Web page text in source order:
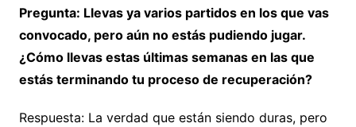
Pregunta: Llevas ya varios partidos en los que vas
convocado, pero aún no estás pudiendo jugar.
¿Cómo llevas estas últimas semanas en las que
estás terminando tu proceso de recuperación?
Respuesta: La verdad que están siendo duras, pero